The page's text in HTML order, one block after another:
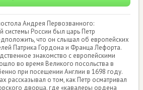
Андрея Первозванного:
системы России был царь Петр
что он слышал об европейских
Патрика Гордона и Франца Лефорта.
знакомство с европейскими
во время Великого посольства в
при посещении Англии в 1698 году.
рассказывал о том, как Петр осматривал
дворца, где «кавалеры ордена